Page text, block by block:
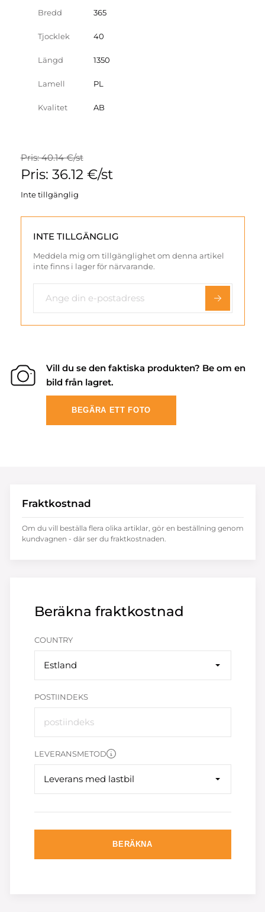
Bredd 365
Tjocklek 40
Längd 1350
Lamell PL
Kvalitet AB
Pris: 40.14 €/st
Pris: 36.12 €/st
Inte tillgänglig
INTE TILLGÄNGLIG
Meddela mig om tillgänglighet om denna artikel
inte finns i lager för närvarande.
Vill du se den faktiska produkten? Be om en
bild från lagret.
BEGÄRA ETT FOTO
Beräkna fraktkostnad
COUNTRY
Estland
POSTIINDEKS
LEVERANSMETOD
Leverans med lastbil
BERÄKNA
Fraktkostnad
Om du vill beställa flera olika artiklar, gör en beställning genom
kundvagnen - där ser du fraktkostnaden.